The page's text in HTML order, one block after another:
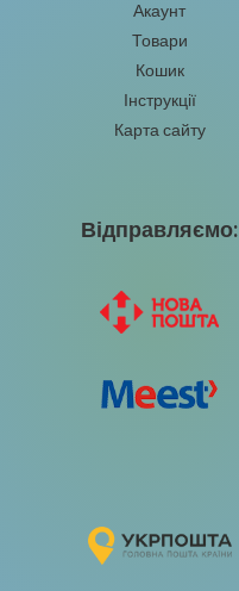
Акаунт
Товари
Кошик
Інструкції
Карта сайту
Відправляємо: